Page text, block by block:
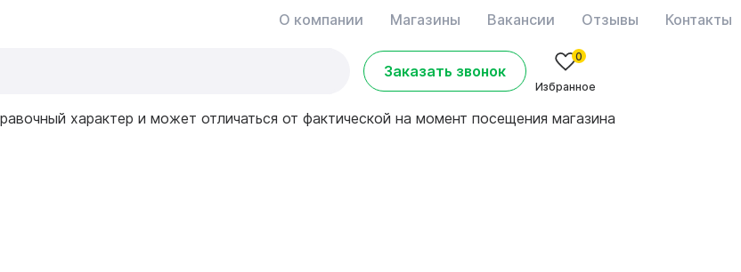
О компании Магазины Вакансии Отзывы Контакты
Заказать звонок
0
Избранное
характер и может отличаться от фактической на момент посещения магазина